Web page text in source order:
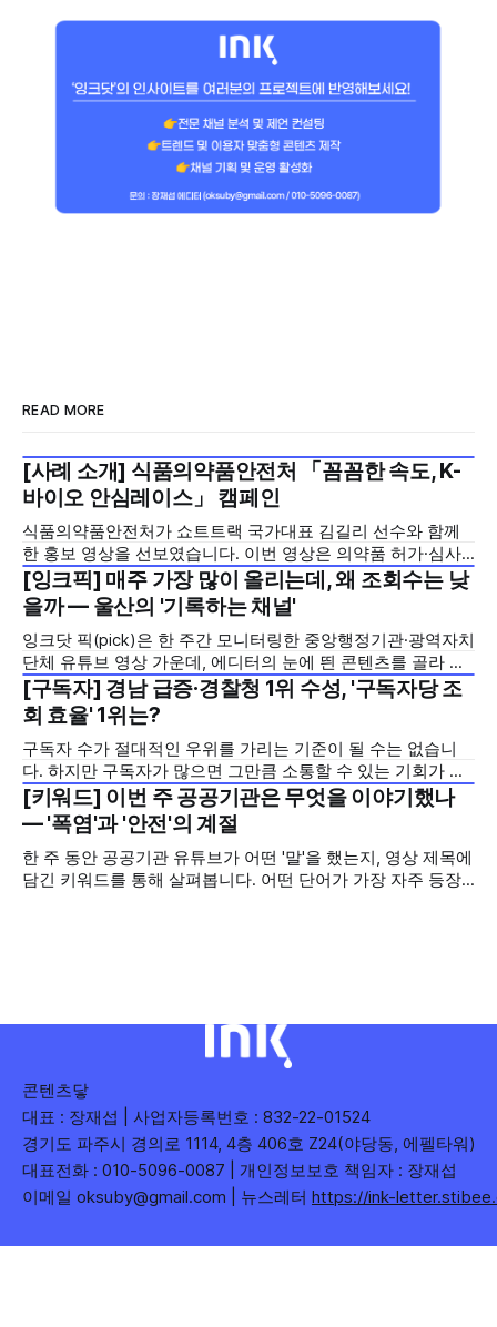
READ MORE
2026년 7월 5주
[사례 소개] 식품의약품안전처 「꼼꼼한 속도, K-
바이오 안심레이스」 캠페인
식품의약품안전처가 쇼트트랙 국가대표 김길리 선수와 함께
한 홍보 영상을 선보였습니다. 이번 영상은 의약품 허가·심사
기간을 기존 420일에서 240일로 단축한 정책을 국민에게 쉽
고 친근하게 알리기 위해 제작한 것으로, 딱딱하게 느껴질 수
있는 규제 정책을, 빙판 위에서 빠른 스피드와 꼼꼼한 준비를
모두 갖춘 김길리 선수의 이미지에 빗대어 풀어낸 것이 특징입
니다. '빠르지만
2026년 7월 5주
[잉크픽] 매주 가장 많이 올리는데, 왜 조회수는 낮
을까 — 울산의 '기록하는 채널'
잉크닷 픽(pick)은 한 주간 모니터링한 중앙행정기관·광역자치
단체 유튜브 영상 가운데, 에디터의 눈에 띈 콘텐츠를 골라 그
시도와 의미를 들여다보는 코너입니다. 조회수 순위표 맨 위에
오르지는 못했지만, 다른 채널이 가지 않은 길을 택한 콘텐츠
를 소개합니다. 이번 주는 특정 영상 한 편이 아니라, 채널 하나
의 '변화'를 이야기하려
2026년 7월 5주
[구독자] 경남 급증·경찰청 1위 수성, '구독자당 조
회 효율' 1위는?
구독자 수가 절대적인 우위를 가리는 기준이 될 수는 없습니
다. 하지만 구독자가 많으면 그만큼 소통할 수 있는 기회가 많
아집니다. 소통은 곧 채널의 신뢰로 이어집니다. 억지로 구독
자를 확보하기보다는 소통하는, 그래서 충성도 높은 구독자를
다수 확보하길 바라는 마음을 담아, 중앙행정기관과 광역자치
단체 유튜브 채널의 구독자를 월 단위로 분석합니다. 중앙행정
기관과 광역자치단체 유튜브 채널의 구독자를 통합하여
2026년 7월 5주
[키워드] 이번 주 공공기관은 무엇을 이야기했나
— '폭염'과 '안전'의 계절
한 주 동안 공공기관 유튜브가 어떤 '말'을 했는지, 영상 제목에
담긴 키워드를 통해 살펴봅니다. 어떤 단어가 가장 자주 등장
콘텐츠닿
대표 : 장재섭 | 사업자등록번호 : 832-22-01524
경기도 파주시 경의로 1114, 4층 406호 Z24(야당동, 에펠타워)
대표전화 : 010-5096-0087 | 개인정보보호 책임자 : 장재섭
이메일 oksuby@gmail.com | 뉴스레터 https://ink-